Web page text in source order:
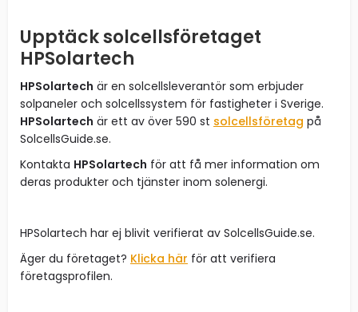
Upptäck solcellsföretaget
HPSolartech
HPSolartech är en solcellsleverantör som erbjuder
solpaneler och solcellssystem för fastigheter i Sverige.
HPSolartech är ett av över 590 st solcellsföretag på
SolcellsGuide.se.
Kontakta HPSolartech för att få mer information om
deras produkter och tjänster inom solenergi.
HPSolartech har ej blivit verifierat av SolcellsGuide.se.
Äger du företaget? Klicka här för att verifiera
företagsprofilen.